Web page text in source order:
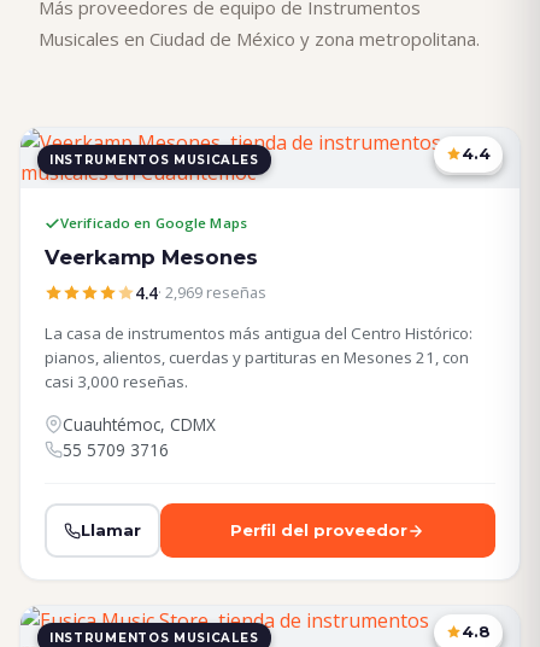
Más proveedores de equipo de Instrumentos
Musicales en Ciudad de México y zona metropolitana.
INSTRUMENTOS MUSICALES CDMX
4.4
Verificado en Google Maps
Veerkamp Mesones
4.4· 2,969 reseñas
La casa de instrumentos más antigua del Centro Histórico:
pianos, alientos, cuerdas y partituras en Mesones 21, con
casi 3,000 reseñas.
Cuauhtémoc, CDMX
55 5709 3716
Llamar Perfil del proveedor
INSTRUMENTOS MUSICALES CDMX
4.8